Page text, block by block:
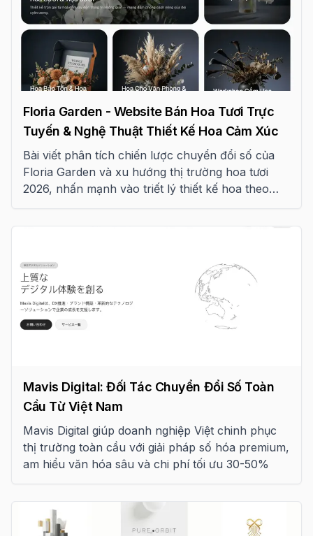
Floria Garden - Website Bán Hoa Tươi Trực
Tuyến & Nghệ Thuật Thiết Kế Hoa Cảm Xúc
Bài viết phân tích chiến lược chuyển đổi số của
Floria Garden và xu hướng thị trường hoa tươi
2026, nhấn mạnh vào triết lý thiết kế hoa theo
Mavis Digital: Đối Tác Chuyển Đổi Số Toàn
Cầu Từ Việt Nam
Mavis Digital giúp doanh nghiệp Việt chinh phục
thị trường toàn cầu với giải pháp số hóa premium,
am hiểu văn hóa sâu và chi phí tối ưu 30-50%